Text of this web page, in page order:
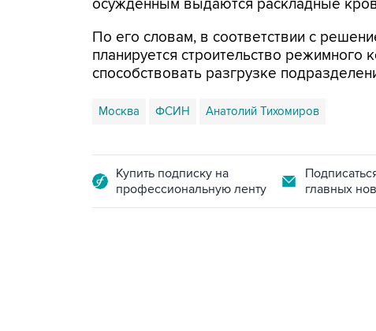
осужденным выдаются раскладные
По его словам, в соответствии с
планируется строительство режимного
способствовать разгрузке
Москва ФСИН Анатолий Тихомиров
Купить подписку на
профессиональную ленту
главных